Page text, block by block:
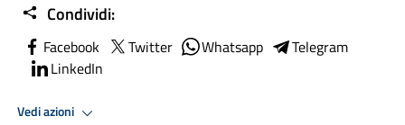
Condividi:
Facebook Twitter Whatsapp
Telegram
LinkedIn
Vedi azioni